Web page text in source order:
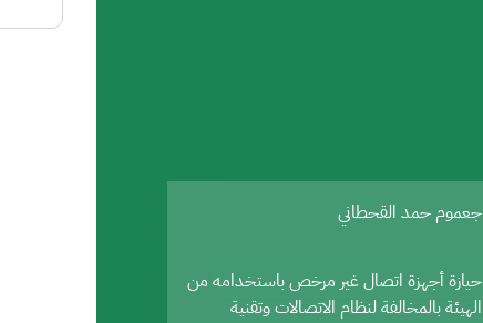
جعموم حمد القحطاني
حيازة أجهزة اتصال غير مرخص باستخدامه من
الهيئة بالمخالفة لنظام الاتصالات وتقنية